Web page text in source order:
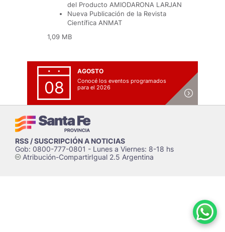
del Producto AMIODARONA LARJAN
Nueva Publicación de la Revista
Científica ANMAT
1,09 MB
08
AGOSTO
Conocé los eventos programados
para el 2026
RSS / SUSCRIPCIÓN A NOTICIAS
Gob: 0800-777-0801 - Lunes a Viernes: 8-18 hs
cAtribución-CompartirIgual 2.5 Argentina